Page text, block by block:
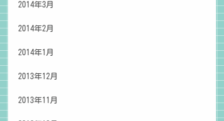
2014年3月
2014年2月
2014年1月
2013年12月
2013年11月